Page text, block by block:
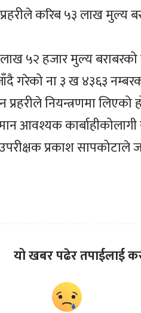
प्रहरीले करिब ५३ लाख
५२ हजार मुल्य बराबरको
गरेको ना ३ ख ४३६३
नियन्त्रणमा लिएको
आवश्यक
प्रकाश सापकोटाले
यो खबर पढेर तपाईलाई